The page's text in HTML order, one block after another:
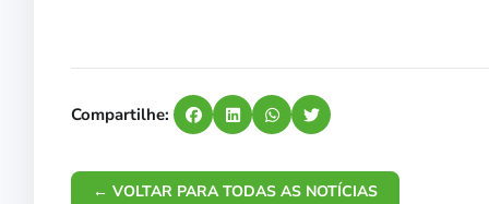
Compartilhe:
← VOLTAR PARA TODAS AS NOTÍCIAS